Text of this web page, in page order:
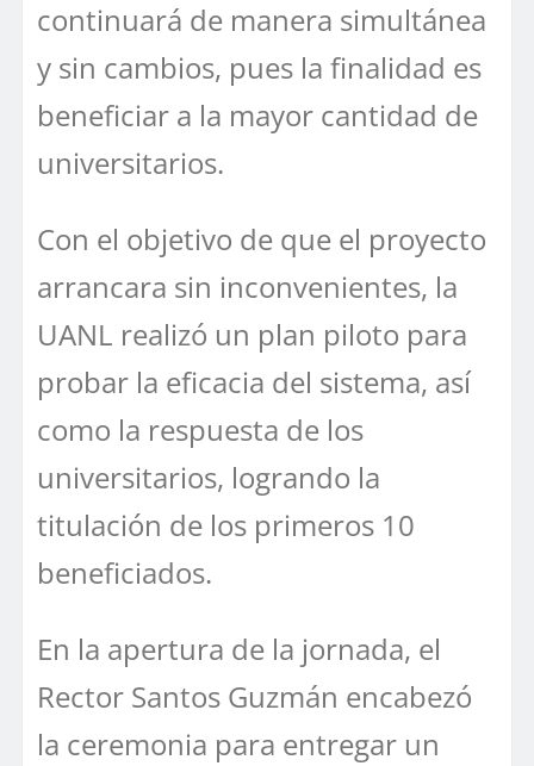
continuará de manera simultánea
y sin cambios, pues la finalidad es
beneficiar a la mayor cantidad de
universitarios.
Con el objetivo de que el proyecto
arrancara sin inconvenientes, la
UANL realizó un plan piloto para
probar la eficacia del sistema, así
como la respuesta de los
universitarios, logrando la
titulación de los primeros 10
beneficiados.
En la apertura de la jornada, el
Rector Santos Guzmán encabezó
la ceremonia para entregar un